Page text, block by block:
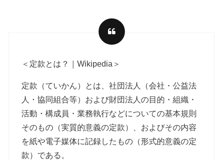
＜定款とは？｜Wikipedia＞
定款（ていかん）とは、社団法人（会社・公益法
人・協同組合等）および財団法人の目的・組織・
活動・構成員・業務執行などについての基本規則
そのもの（実質的意義の定款）、およびその内容
を紙や電子媒体に記録したもの（形式的意義の定
款）である。